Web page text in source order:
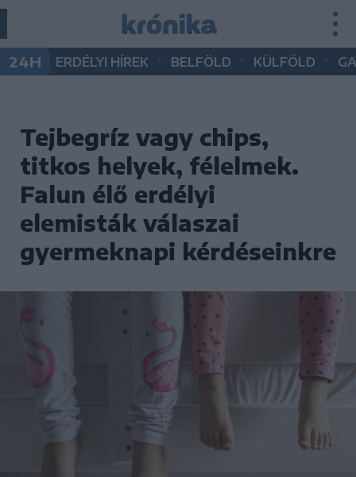
24H ERDÉLYI HÍREK BELFÖLD KÜLFÖLD
Tejbegríz vagy chips,
titkos helyek, félelmek.
Falun élő erdélyi
elemisták válaszai
gyermeknapi kérdéseinkre